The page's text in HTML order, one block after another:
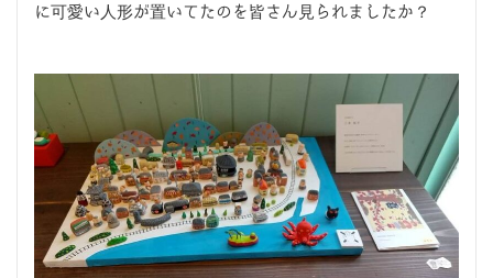
に可愛い人形が置いてたのを皆さん見られましたか？